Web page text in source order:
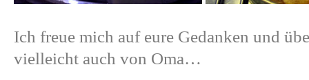
Ich freue mich auf eure Gedanken und
vielleicht auch von Oma…